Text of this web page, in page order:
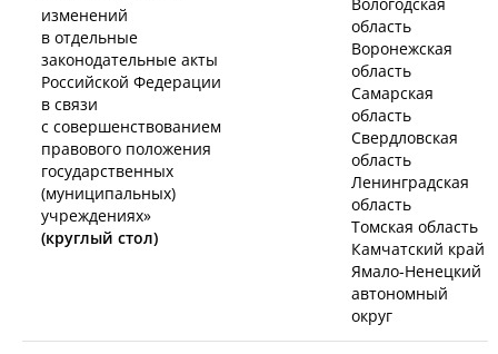
изменений
в отдельные
законодательные акты
Российской Федерации
в связи
с совершенствованием
правового положения
государственных
(муниципальных)
учреждениях»
(круглый стол)
область
Воронежская
область
Самарская
область
Свердловская
область
Ленинградская
область
Томская область
Камчатский край
Ямало-Ненецкий
автономный
округ